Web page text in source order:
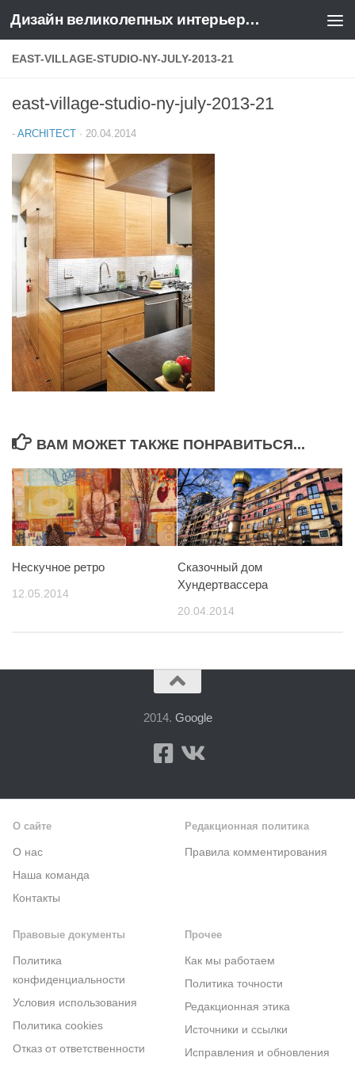
Перейти к содержимому Дизайн великолепных интерьеров квартир и домов
EAST-VILLAGE-STUDIO-NY-JULY-2013-21
east-village-studio-ny-july-2013-21
- ARCHITECT · 20.04.2014
ВАМ МОЖЕТ ТАКЖЕ ПОНРАВИТЬСЯ...
Нескучное ретро
12.05.2014
Сказочный дом
Хундертвассера
20.04.2014
2014. Google
О сайте
О нас
Наша команда
Контакты
Редакционная политика
Правила комментирования
Правовые документы
Политика
конфиденциальности
Условия использования
Политика cookies
Отказ от ответственности
Прочее
Как мы работаем
Политика точности
Редакционная этика
Источники и ссылки
Исправления и обновления